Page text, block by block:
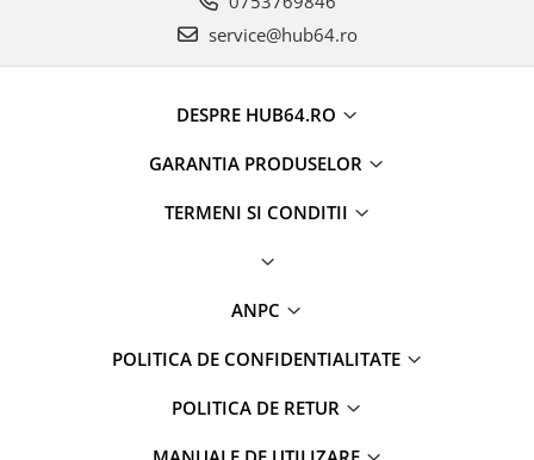
service@hub64.ro
DESPRE HUB64.RO
GARANTIA PRODUSELOR
TERMENI SI CONDITII
ANPC
POLITICA DE CONFIDENTIALITATE
POLITICA DE RETUR